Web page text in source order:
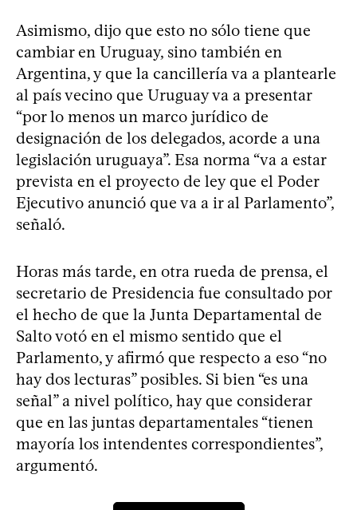
Asimismo, dijo que esto no sólo tiene que
cambiar en Uruguay, sino también en
Argentina, y que la cancillería va a plantearle
al país vecino que Uruguay va a presentar
“por lo menos un marco jurídico de
designación de los delegados, acorde a una
legislación uruguaya”. Esa norma “va a estar
prevista en el proyecto de ley que el Poder
Ejecutivo anunció que va a ir al Parlamento”,
señaló.
Horas más tarde, en otra rueda de prensa, el
secretario de Presidencia fue consultado por
el hecho de que la Junta Departamental de
Salto votó en el mismo sentido que el
Parlamento, y afirmó que respecto a eso “no
hay dos lecturas” posibles. Si bien “es una
señal” a nivel político, hay que considerar
que en las juntas departamentales “tienen
mayoría los intendentes correspondientes”,
argumentó.